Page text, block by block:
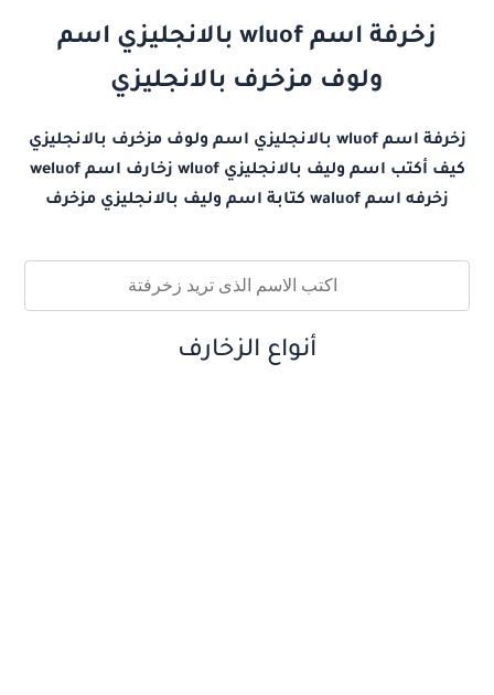
زخرفة اسم wluof بالانجليزي اسم
ولوف مزخرف بالانجليزي
زخرفة اسم wluof بالانجليزي اسم ولوف مزخرف بالانجليزي
كيف أكتب اسم وليف بالانجليزي wluof زخارف اسم weluof
زخرفه اسم waluof كتابة اسم وليف بالانجليزي مزخرف
أنواع الزخارف